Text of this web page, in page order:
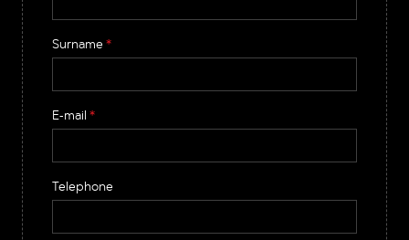
Surname*
E-mail*
Telephone